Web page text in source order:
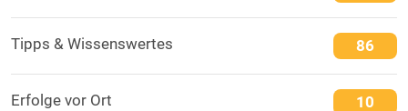
Tipps & Wissenswertes 86
Erfolge vor Ort 10